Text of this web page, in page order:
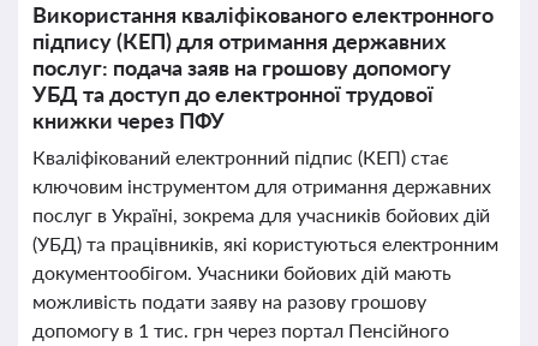
Використання кваліфікованого електронного
підпису (КЕП) для отримання державних
послуг: подача заяв на грошову допомогу
УБД та доступ до електронної трудової
книжки через ПФУ
Кваліфікований електронний підпис (КЕП) стає
ключовим інструментом для отримання державних
послуг в Україні, зокрема для учасників бойових дій
(УБД) та працівників, які користуються електронним
документообігом. Учасники бойових дій мають
можливість подати заяву на разову грошову
допомогу в 1 тис. грн через портал Пенсійного